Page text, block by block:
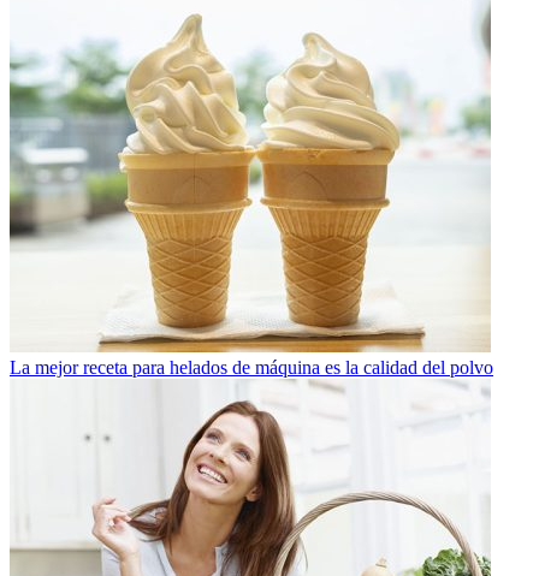
La mejor receta para helados de máquina es la calidad del polvo